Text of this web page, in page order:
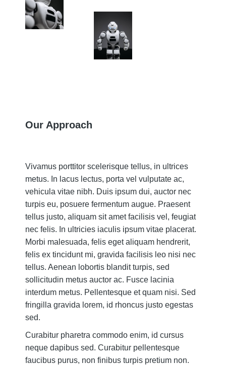
Our Approach
Vivamus porttitor scelerisque tellus, in ultrices
metus. In lacus lectus, porta vel vulputate ac,
vehicula vitae nibh. Duis ipsum dui, auctor nec
turpis eu, posuere fermentum augue. Praesent
tellus justo, aliquam sit amet facilisis vel, feugiat
nec felis. In ultricies iaculis ipsum vitae placerat.
Morbi malesuada, felis eget aliquam hendrerit,
felis ex tincidunt mi, gravida facilisis leo nisi nec
tellus. Aenean lobortis blandit turpis, sed
sollicitudin metus auctor ac. Fusce lacinia
interdum metus. Pellentesque et quam nisi. Sed
fringilla gravida lorem, id rhoncus justo egestas
sed.
Curabitur pharetra commodo enim, id cursus
neque dapibus sed. Curabitur pellentesque
faucibus purus, non finibus turpis pretium non.